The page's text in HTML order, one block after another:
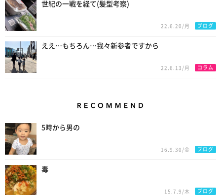
世紀の一戦を経て(髪型考察)
22.6.20/月 ブログ
ええ…もちろん…我々新参者ですから
22.6.13/月 コラム
5時から男の
16.9.30/金 ブログ
毒
15.7.9/木 ブログ